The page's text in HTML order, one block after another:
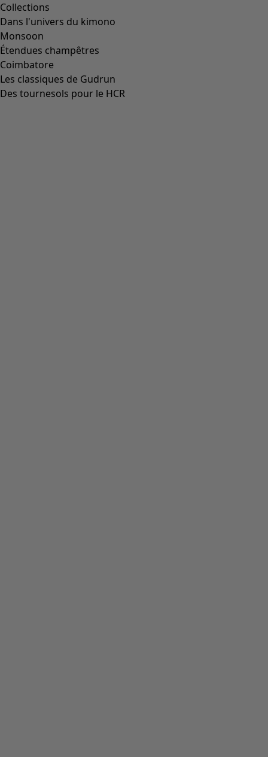
Collections
Dans l'univers du kimono
Monsoon
Étendues champêtres
Coimbatore
Les classiques de Gudrun
Des tournesols pour le HCR